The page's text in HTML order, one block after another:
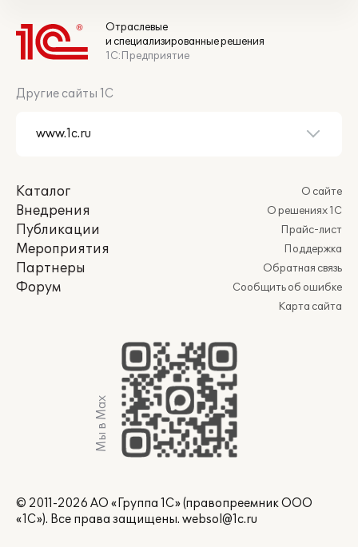
Отраслевые
и специализированные решения
1С:Предприятие
Другие сайты 1С
Каталог
Внедрения
Публикации
Мероприятия
Партнеры
Форум
О сайте
О решениях 1С
Прайс-лист
Поддержка
Обратная связь
Сообщить об ошибке
Карта сайта
Мы в Max
© 2011-2026 АО «Группа 1С» (правопреемник ООО
«1С»). Все права защищены. websol@1c.ru